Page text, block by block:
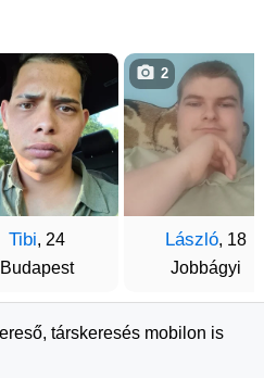
Tibi, 24
Budapest
László, 18
Jobbágyi
2
társkeresés mobilon is